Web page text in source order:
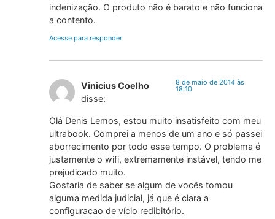
indenização. O produto não é barato e não funciona
a contento.
Acesse para responder
Vinicius Coelho
disse:
8 de maio de 2014 às
18:10
Olá Denis Lemos, estou muito insatisfeito com meu
ultrabook. Comprei a menos de um ano e só passei
aborrecimento por todo esse tempo. O problema é
justamente o wifi, extremamente instável, tendo me
prejudicado muito.
Gostaria de saber se algum de vocës tomou
alguma medida judicial, já que é clara a
configuracao de vício redibitório.